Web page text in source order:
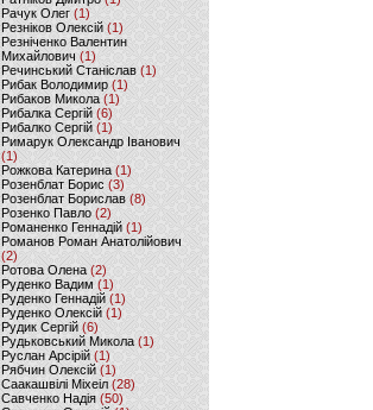
Рачук Олег (1)
Резніков Олексій(1)
Резніченко Валентин
Михайлович (1)
Речинський Станіслав (1)
Рибак Володимир(1)
Рибаков Микола(1)
Рибалка Сергій (6)
Рибалко Сергій (1)
Римарук Олександр Іванович
(1)
Рожкова Катерина(1)
Розенблат Борис (3)
Розенблат Борислав (8)
Розенко Павло (2)
Романенко Геннадій (1)
Романов Роман Анатолійович
(2)
Ротова Олена(2)
Руденко Вадим (1)
Руденко Геннадій (1)
Руденко Олексій(1)
Рудик Сергій(6)
Рудьковський Микола (1)
Руслан Арсірій(1)
Рябчин Олексій (1)
Саакашвілі Міхеіл(28)
Савченко Надія (50)